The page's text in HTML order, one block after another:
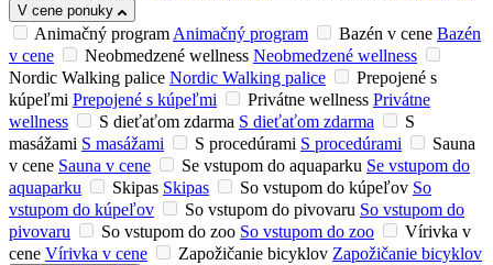
V cene ponuky
Animačný programAnimačný program Bazén v cene Bazén
v cene
Neobmedzené wellness Neobmedzené wellness
Nordic Walking palice Nordic Walking palice
Prepojené s
kúpeľmi Prepojené s kúpeľmi Privátne wellness Privátne
wellness
S dieťaťom zdarma S dieťaťom zdarma
S
masážami S masážami S procedúrami S procedúrami
Sauna
v cene Sauna v cene Se vstupom do aquaparku Se vstupom do
aquaparku
Skipas Skipas So vstupom do kúpeľov So
vstupom do kúpeľov
So vstupom do pivovaru So vstupom do
pivovaru
So vstupom do zoo So vstupom do zoo
Vírivka v
cene Vírivka v cene Zapožičanie bicyklov Zapožičanie bicyklov